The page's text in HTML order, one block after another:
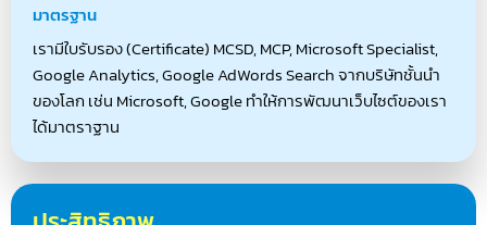
มาตรฐาน
เรามีใบรับรอง (Certificate) MCSD, MCP, Microsoft Specialist,
Google Analytics, Google AdWords Search จากบริษัทชั้นนำ
ของโลก เช่น Microsoft, Google ทำให้การพัฒนาเว็บไซต์ของเรา
ได้มาตราฐาน